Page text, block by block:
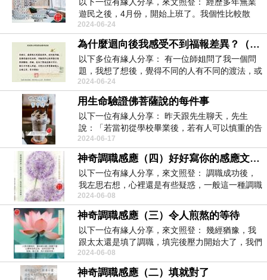
遊民之後，4月份，開始上班了。我個性比較散
漫，...
2024-06-24
為什麼迴向後我感受不到福報差異？（一）
以下多位有緣人分享： 有一位師姐問了我一個問
題，我想了想後，覺得不同的人有不同的渡法，或
許我的...
2024-06-24
用生命驗證佛菩薩說的每件事
以下一位有緣人分享： 昨天跟先生聊天，先生
說：「若當初從學校畢業後，若有人可以慎重的告
訴他工作...
2024-06-17
神奇調職感應（四）好好寫你的感應文故事
以下一位有緣人分享，來文照登： 調職成功後，
我左思右想，心裡還是有些疑惑，一般這一種調職
都需要...
2024-06-08
神奇調職感應（三）令人煎熬的等待
以下一位有緣人分享，來文照登： 幾經猶豫，我
跟太太還是填了調職，填完後壓力開始大了，我們
擔心分...
2024-06-08
神奇調職感應（二）填就對了